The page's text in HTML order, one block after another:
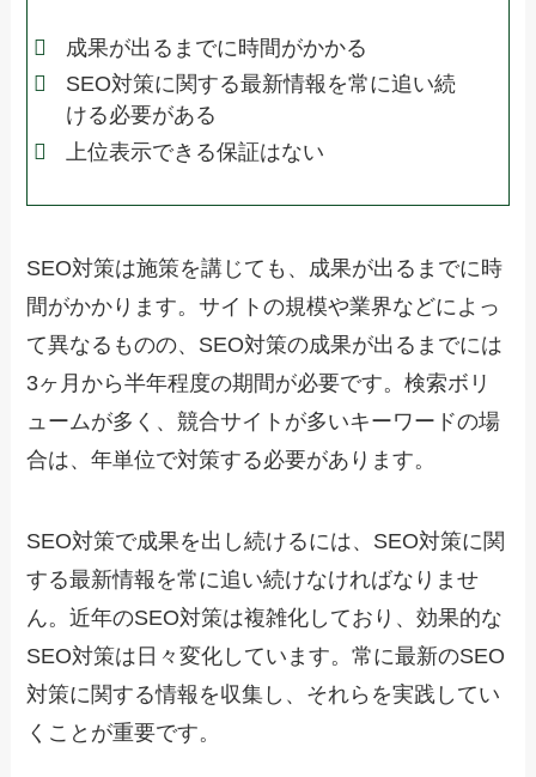
成果が出るまでに時間がかかる
SEO対策に関する最新情報を常に追い続
ける必要がある
上位表示できる保証はない
SEO対策は施策を講じても、成果が出るまでに時
間がかかります。サイトの規模や業界などによっ
て異なるものの、SEO対策の成果が出るまでには
3ヶ月から半年程度の期間が必要です。検索ボリ
ュームが多く、競合サイトが多いキーワードの場
合は、年単位で対策する必要があります。
SEO対策で成果を出し続けるには、SEO対策に関
する最新情報を常に追い続けなければなりませ
ん。近年のSEO対策は複雑化しており、効果的な
SEO対策は日々変化しています。常に最新のSEO
対策に関する情報を収集し、それらを実践してい
くことが重要です。